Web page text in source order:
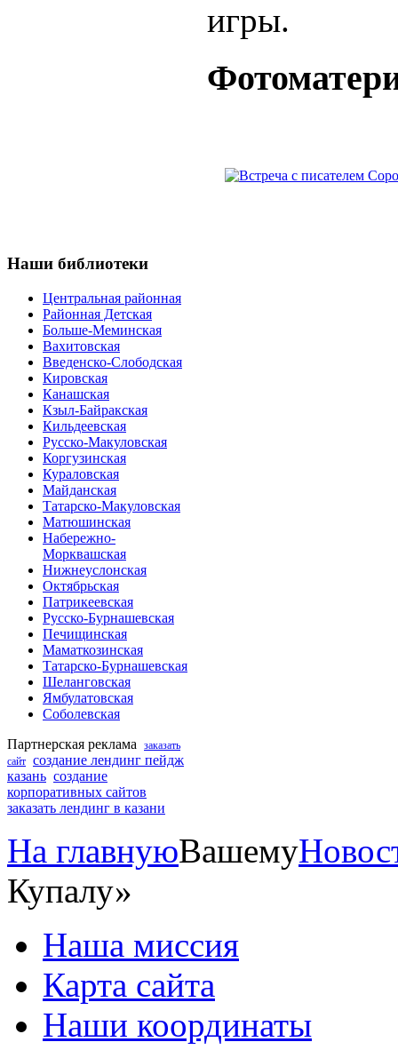
игры.
Наши библиотеки
Центральная районная
Районная Детская
Больше-Меминская
Вахитовская
Введенско-Слободская
Кировская
Канашская
Кзыл-Байракская
Кильдеевская
Русско-Макуловская
Коргузинская
Кураловская
Майданская
Татарско-Макуловская
Матюшинская
Набережно-
Морквашская
Нижнеуслонская
Октябрьская
Патрикеевская
Русско-Бурнашевская
Печищинская
Маматкозинская
Татарско-Бурнашевская
Шеланговская
Ямбулатовская
Соболевская
Партнерская реклама
заказать
сайт создание лендинг пейдж
казань создание
корпоративных сайтов
заказать лендинг в казани
На главнуюВашему
Купалу»
Наша миссия
Карта сайта
Наши координаты